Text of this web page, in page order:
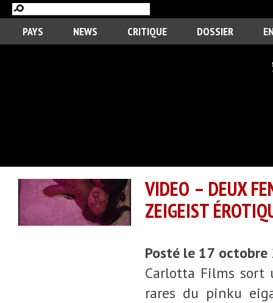
PAYS NEWS CRITIQUE DOSSIER
VIDEO – DEUX
ZEIGEIST
Posté le 17
Carlotta Films sort
rares du pinku